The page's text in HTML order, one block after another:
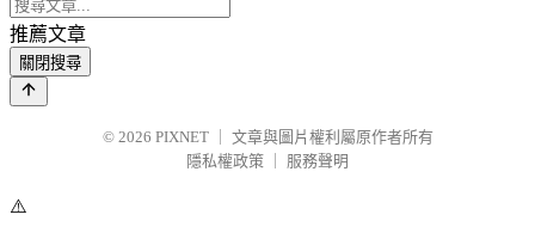
推薦文章
關閉搜尋
© 2026 PIXNET
文章與圖片權利屬原作者所有
隱私權政策
服務聲明
⚠️